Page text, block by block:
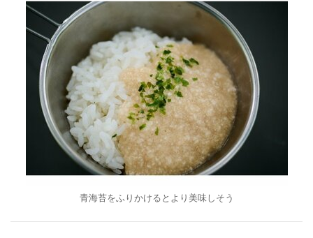
青海苔をふりかけるとより美味しそう